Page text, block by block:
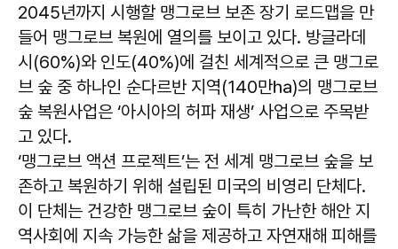
2045년까지 시행할 맹그로브 보존 장기 로드맵을 만
들어 맹그로브 복원에 열의를 보이고 있다. 방글라데
시(60%)와 인도(40%)에 걸친 세계적으로 큰 맹그로
브 숲 중 하나인 순다르반 지역(140만㏊)의 맹그로브
숲 복원사업은 ‘아시아의 허파 재생’ 사업으로 주목받
고 있다.
‘맹그로브 액션 프로젝트’는 전 세계 맹그로브 숲을 보
존하고 복원하기 위해 설립된 미국의 비영리 단체다.
이 단체는 건강한 맹그로브 숲이 특히 가난한 해안 지
역사회에 지속 가능한 삶을 제공하고 자연재해 피해를